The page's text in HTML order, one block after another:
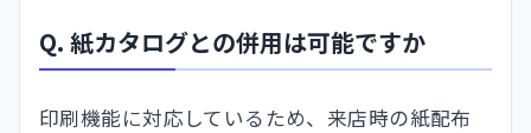
Q. 紙カタログとの併用は可能ですか
印刷機能に対応しているため、来店時の紙配布